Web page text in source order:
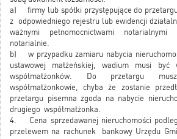
a) firmy lub spółki przystępujące do przetargu
z odpowiedniego rejestru lub ewidencji
ważnymi pełnomocnictwami
notarialnie.
b) w przypadku zamiaru nabycia
ustawowej małżeńskiej, wadium musi być
współmałżonków. Do przetargu
współmałżonkowie, chyba że zostanie
przetargu pisemna zgoda na nabycie
drugiego współmałżonka.
4. Cena sprzedawanej nieruchomości
przelewem na rachunek bankowy Urzędu